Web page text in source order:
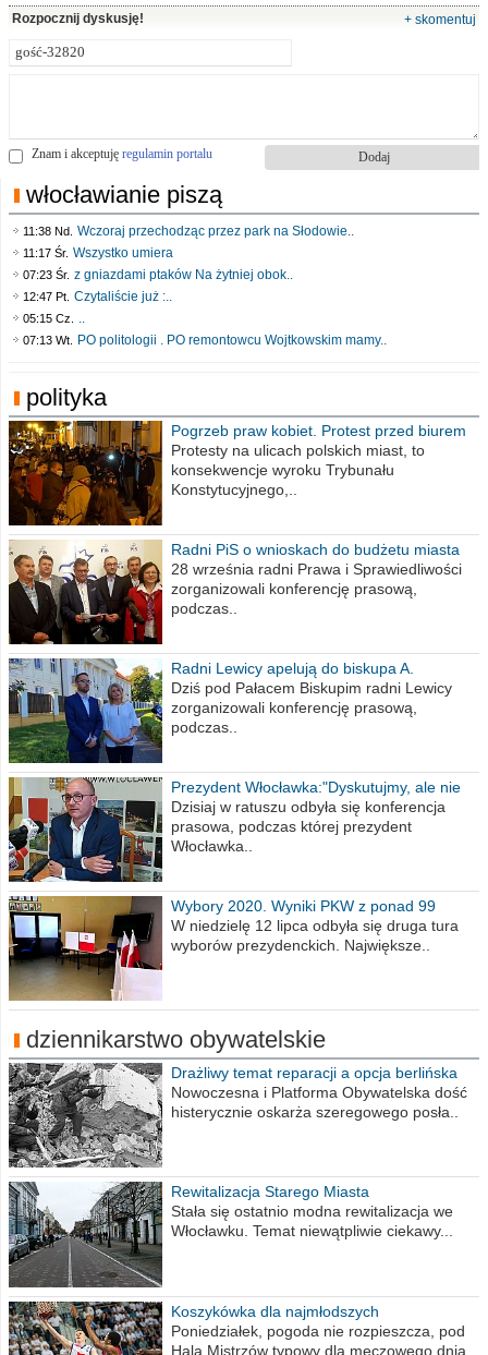
Rozpocznij dyskusję! + skomentuj
Znam i akceptuję regulamin portalu
włocławianie piszą
11:38 Nd. Wczoraj przechodząc przez park na Słodowie..
11:17 Śr. Wszystko umiera
07:23 Śr. z gniazdami ptaków Na żytniej obok..
12:47 Pt. Czytaliście już :..
05:15 Cz. ..
07:13 Wt. PO politologii . PO remontowcu Wojtkowskim mamy..
polityka
Pogrzeb praw kobiet. Protest przed biurem
poselskim PiS
Protesty na ulicach polskich miast, to
konsekwencje wyroku Trybunału
Konstytucyjnego,..
Radni PiS o wnioskach do budżetu miasta
na 2021 rok
28 września radni Prawa i Sprawiedliwości
zorganizowali konferencję prasową,
podczas..
Radni Lewicy apelują do biskupa A.
Wiesława Meringa
Dziś pod Pałacem Biskupim radni Lewicy
zorganizowali konferencję prasową,
podczas..
Prezydent Włocławka:"Dyskutujmy, ale nie
obrażajmy się”
Dzisiaj w ratuszu odbyła się konferencja
prasowa, podczas której prezydent
Włocławka..
Wybory 2020. Wyniki PKW z ponad 99
procent obwodów
W niedzielę 12 lipca odbyła się druga tura
wyborów prezydenckich. Największe..
dziennikarstwo obywatelskie
Drażliwy temat reparacji a opcja berlińska
Nowoczesna i Platforma Obywatelska dość
histerycznie oskarża szeregowego posła..
Rewitalizacja Starego Miasta
Stała się ostatnio modna rewitalizacja we
Włocławku. Temat niewątpliwie ciekawy...
Koszykówka dla najmłodszych
Poniedziałek, pogoda nie rozpieszcza, pod
Halą Mistrzów typowy dla meczowego dnia..